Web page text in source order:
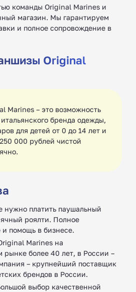
команды Original Marines и
магазин. Мы гарантируем
и полное сопровождение в
Original
Marines – это возможность
бренда одежды,
для детей от 0 до 14 лет и
000 рублей чистой
нужно платить паушальный
роялти. Полное
помощь в бизнесе.
Marines на
рынке более 40 лет, в России –
– крупнейший поставщик
брендов в России.
выбор качественной